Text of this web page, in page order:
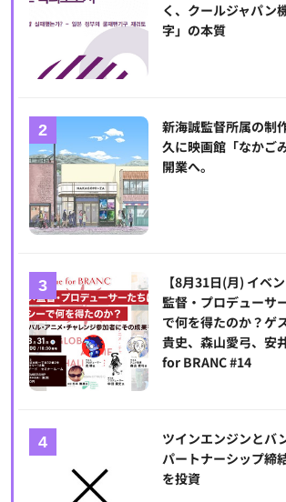
く、クールジャパン
字」の本質
新海誠監督所属の制
久に映画館「なかご
開業へ。
【8月31日(月) イベ
監督・プロデューサ
で何を得たのか？ゲ
貴史、森山愛弓、安
for BRANC #14
ツインエンジンとバ
パートナーシップ締
を投資